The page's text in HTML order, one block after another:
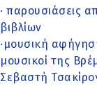
· παρουσιάσεις
βιβλίων
·μουσική
μουσικοί της
Σεβαστή